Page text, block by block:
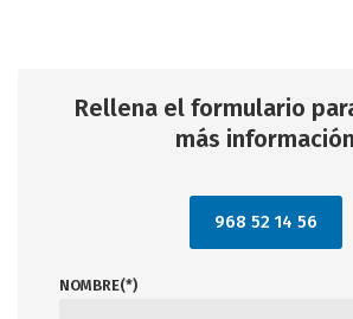
Rellena el formulario
más información
968 52 14 56
NOMBRE(*)